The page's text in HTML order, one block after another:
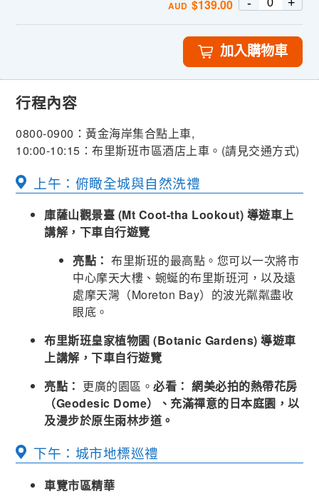
AUD $139.00 - +
加入購物車
行程內容
0800-0900：黃金海岸集合點上車,
10:00-10:15：布里斯班市區酒店上車。(請見交通方式)
上午：俯瞰全城與自然洗禮
庫薩山觀景臺 (Mt Coot-tha Lookout) 導遊車上
講解，下車自行遊覽
亮點： 布里斯班的最高點。您可以一次將市
中心摩天大樓、蜿蜒的布里斯班河，以及遠
處摩天灣（Moreton Bay）的波光粼粼盡收
眼底。
布里斯班皇家植物園 (Botanic Gardens) 導遊車
上講解，下車自行遊覽
亮點： 更廣的園區。必看： 網美必拍的熱帶花房
（Geodesic Dome）、充滿禪意的日本庭園，以
及漫步於原生雨林步道。
下午：城市地標巡禮
車覽市區精華